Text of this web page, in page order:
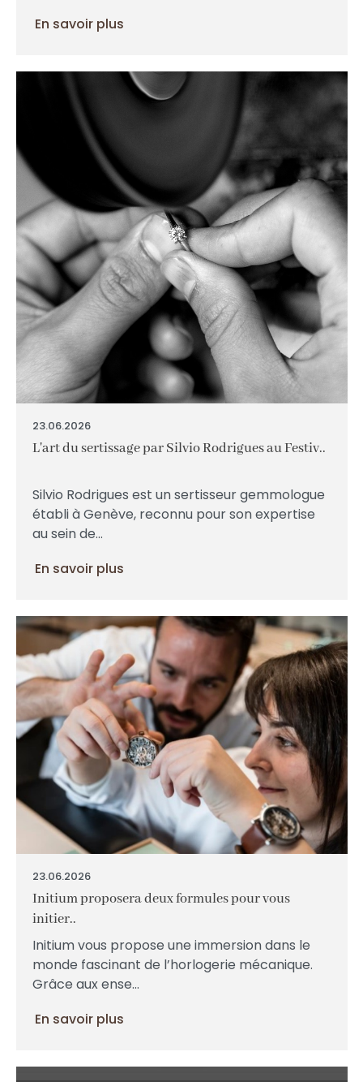
En savoir plus
23.06.2026
L'art du sertissage par Silvio Rodrigues au Festiv..
Silvio Rodrigues est un sertisseur gemmologue
établi à Genève, reconnu pour son expertise
au sein de...
En savoir plus
23.06.2026
Initium proposera deux formules pour vous
initier..
Initium vous propose une immersion dans le
monde fascinant de l’horlogerie mécanique.
Grâce aux ense...
En savoir plus